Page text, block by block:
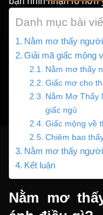
Danh mục bài
Nằm mơ thấy
Giải mã giấc mộng
Nằm mơ thấy
Giấc mơ cho
Nằm Mơ Thấy
giấc ngủ
Giấc mộng về
Chiêm bao
Nằm mơ thấy
Kết luận
Nằm mơ